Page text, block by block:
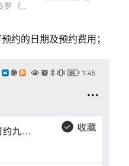
约的日期及预约费用；